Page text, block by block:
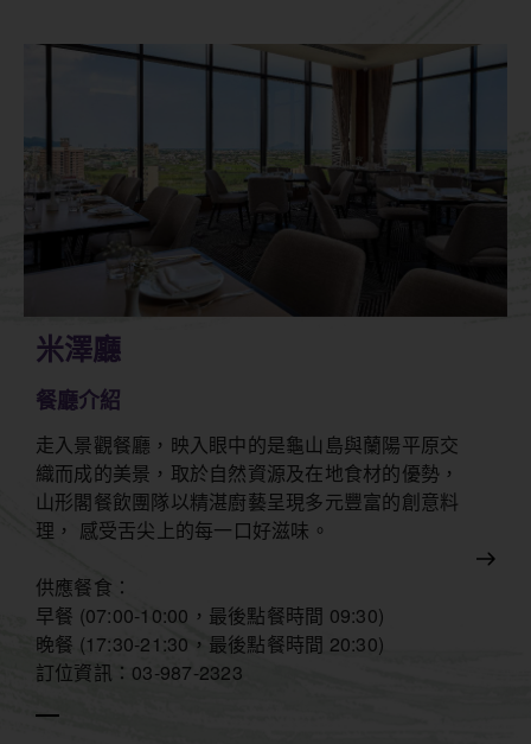
米澤廳
餐廳介紹
走入景觀餐廳，映入眼中的是龜山島與蘭陽平原交
織而成的美景，取於自然資源及在地食材的優勢，
山形閣餐飲團隊以精湛廚藝呈現多元豐富的創意料
理， 感受舌尖上的每一口好滋味。
供應餐食：
早餐 (07:00-10:00，最後點餐時間 09:30)
晚餐 (17:30-21:30，最後點餐時間 20:30)
訂位資訊：03-987-2323